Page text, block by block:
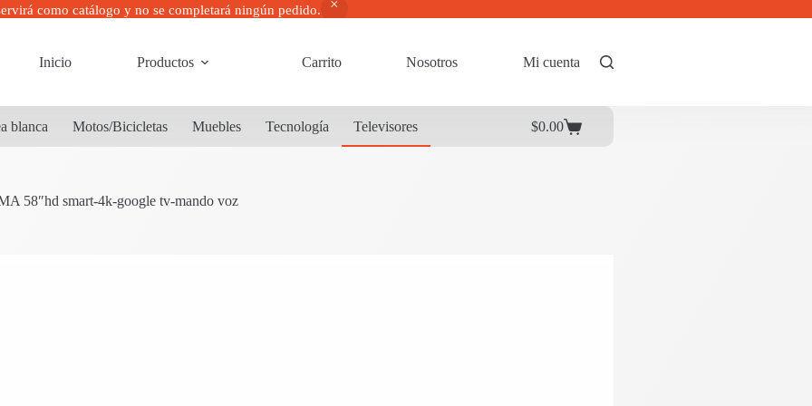
como catálogo y no se completará ningún pedido.
Inicio Productos Carrito Nosotros Mi cuenta
blanca Motos/Bicicletas Muebles Tecnología Televisores
Carrito
$0.00
58″hd smart-4k-google tv-mando voz